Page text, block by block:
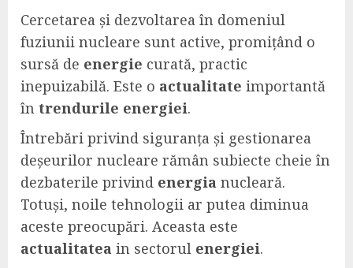
Cercetarea și dezvoltarea în domeniul
fuziunii nucleare sunt active, promițând o
sursă de energie curată, practic
inepuizabilă. Este o actualitate importantă
în trendurile energiei.
Întrebări privind siguranța și gestionarea
deșeurilor nucleare rămân subiecte cheie în
dezbaterile privind energia nucleară.
Totuși, noile tehnologii ar putea diminua
aceste preocupări. Aceasta este
actualitatea in sectorul energiei.